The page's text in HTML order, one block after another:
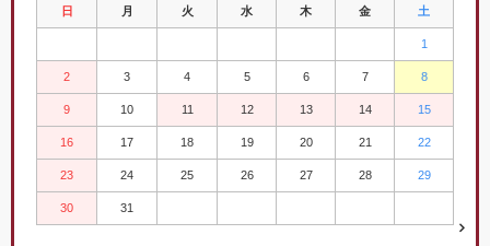
日 月 火 水 木 金 土
1
2 3 4 5 6 7 8
9 10 11 12 13 14 15
16 17 18 19 20 21 22
23 24 25 26 27 28 29
30 31